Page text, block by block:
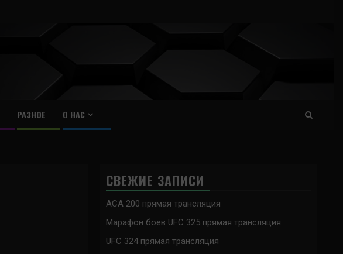
РАЗНОЕ О НАС
СВЕЖИЕ ЗАПИСИ
ACA 200 прямая трансляция
Марафон боев UFC 325 прямая трансляция
UFC 324 прямая трансляция